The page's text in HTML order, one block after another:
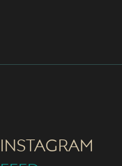
INSTAGRAM